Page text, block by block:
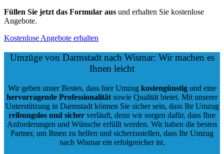
Füllen Sie jetzt das Formular aus und erhalten Sie kostenlose
Angebote.
Kostenlose Angebote erhalten
Umzüge von Darmstadt nach Wismar: Wir machen es
Ihnen leicht
Wir geben unser Bestes, dass hier Umzug kostengünstigund eine
hervorragende Professionalität sowie Qualität bietet. Mit unserer
Unterstützung in Darmstadt können Sie sicher sein, dass Ihr Umzug
reibungslos und sicher verläuft, denn wir sorgen dafür, dass Ihre
Anforderungen und Wünsche erfüllt werden. Wir haben die besten
Partner, um Ihnen zu helfen und sicherzustellen, dass Ihr Umzug
nach Wismar ein erfolgreicher ist.